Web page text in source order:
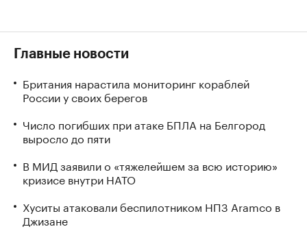
Главные новости
Британия нарастила мониторинг кораблей
России у своих берегов
Число погибших при атаке БПЛА на Белгород
выросло до пяти
В МИД заявили о «тяжелейшем за всю историю»
кризисе внутри НАТО
Хуситы атаковали беспилотником НПЗ Aramco в
Джизане